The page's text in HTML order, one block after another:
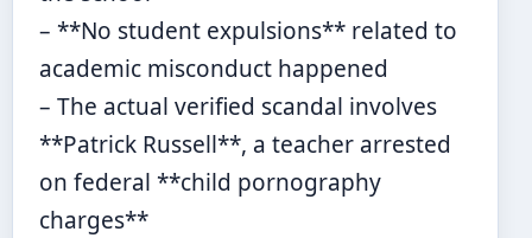
– **No student expulsions** related to
academic misconduct happened
– The actual verified scandal involves
**Patrick Russell**, a teacher arrested
on federal **child pornography
charges**